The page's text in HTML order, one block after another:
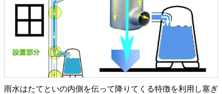
雨水はたてといの内側を伝って降りてくる特徴を利用し塞ぎ